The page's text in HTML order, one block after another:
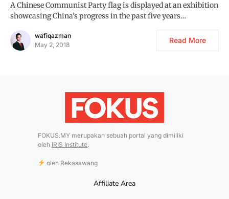
A Chinese Communist Party flag is displayed at an exhibition
showcasing China’s progress in the past five years…
wafiqazman
May 2, 2018
Read More
FOKUS.MY merupakan sebuah portal yang dimiliki
oleh IRIS Institute.
oleh Rekasawang
Affiliate Area